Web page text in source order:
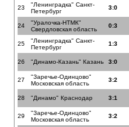
23
"Ленинградка" Санкт-
Петербург
3:0
24
"Уралочка-НТМК"
Свердловская область
0:3
25
"Ленинградка" Санкт-
Петербург
1:3
26 "Динамо-Казань" Казань 3:0
27
"Заречье-Одинцово"
Московская область
3:2
28 "Динамо" Краснодар 3:1
29
"Заречье-Одинцово"
Московская область
3:2